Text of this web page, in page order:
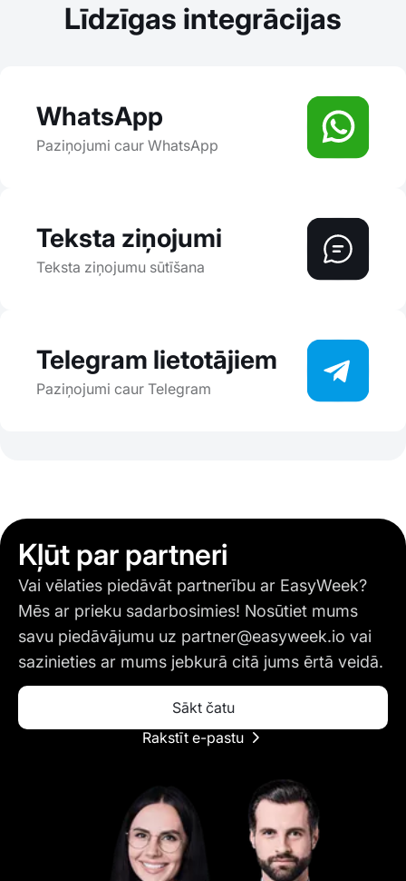
Līdzīgas integrācijas
WhatsApp
Paziņojumi caur WhatsApp
Teksta ziņojumi
Teksta ziņojumu sūtīšana
Telegram lietotājiem
Paziņojumi caur Telegram
Kļūt par partneri
Vai vēlaties piedāvāt partnerību ar EasyWeek?
Mēs ar prieku sadarbosimies! Nosūtiet mums
savu piedāvājumu uz partner@easyweek.io vai
sazinieties ar mums jebkurā citā jums ērtā veidā.
Sākt čatu
Rakstīt e-pastu